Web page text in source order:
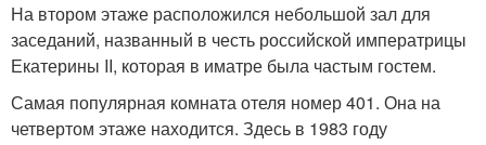
На втором этаже расположился небольшой зал для
заседаний, названный в честь российской императрицы
Екатерины II, которая в иматре была частым гостем.
Самая популярная комната отеля номер 401. Она на
четвертом этаже находится. Здесь в 1983 году